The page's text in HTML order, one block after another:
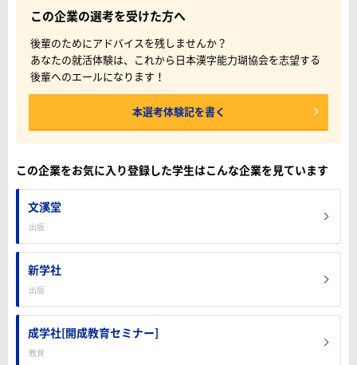
この企業の選考を受けた方へ
後輩のためにアドバイスを残しませんか？
あなたの就活体験は、これから日本漢字能力瑚協会を志望する
後輩へのエールになります！
本選考体験記を書く
この企業をお気に入り登録した学生はこんな企業を見ています
文溪堂
出版
新学社
出版
成学社[開成教育セミナー]
教育